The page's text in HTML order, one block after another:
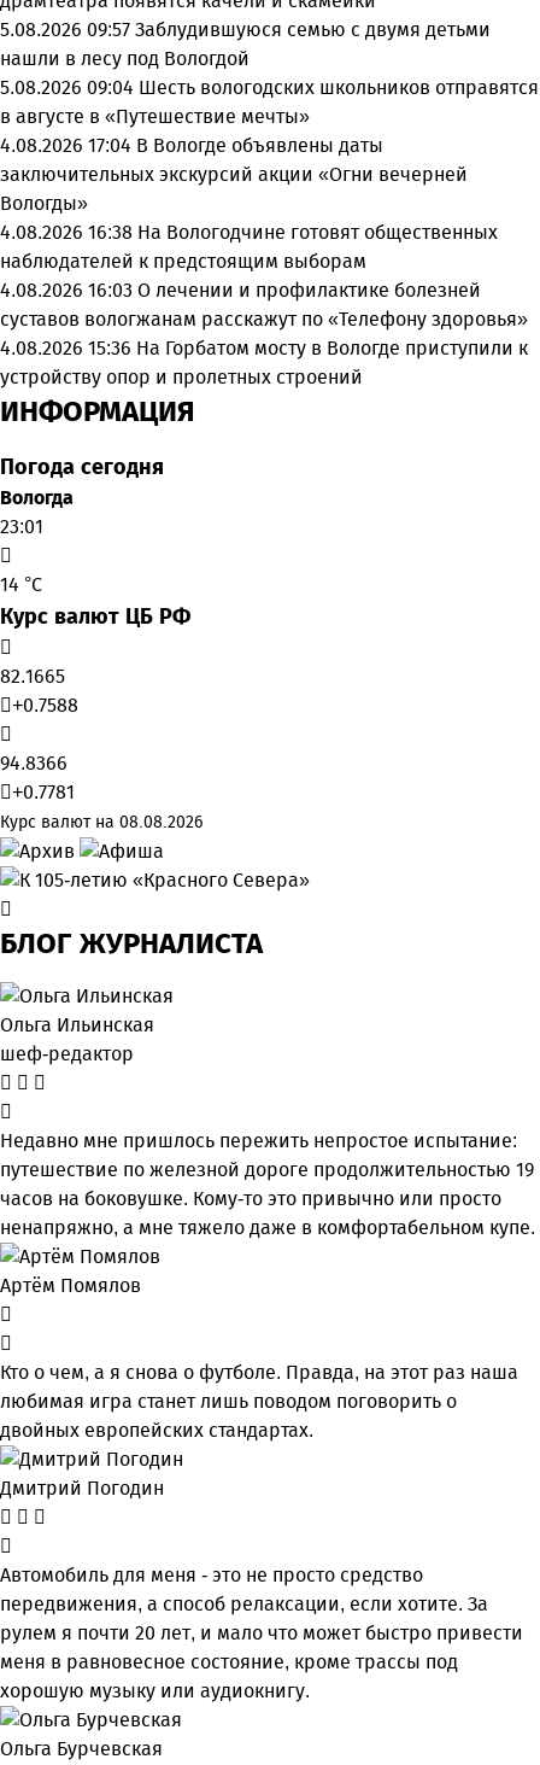
5.08.2026 09:57 Заблудившуюся семью с двумя детьми
нашли в лесу под Вологдой
5.08.2026 09:04 Шесть вологодских школьников отправятся
в августе в «Путешествие мечты»
4.08.2026 17:04 В Вологде объявлены даты
заключительных экскурсий акции «Огни вечерней
Вологды»
4.08.2026 16:38 На Вологодчине готовят общественных
наблюдателей к предстоящим выборам
4.08.2026 16:03 О лечении и профилактике болезней
суставов вологжанам расскажут по «Телефону здоровья»
4.08.2026 15:36 На Горбатом мосту в Вологде приступили к
устройству опор и пролетных строений
ИНФОРМАЦИЯ
Погода сегодня
Вологда
23:01
14 °C
Курс валют ЦБ РФ
82.1665
+0.7588
94.8366
+0.7781
Курс валют на 08.08.2026
БЛОГ ЖУРНАЛИСТА
Ольга Ильинская
шеф-редактор
Недавно мне пришлось пережить непростое испытание:
путешествие по железной дороге продолжительностью 19
часов на боковушке. Кому-то это привычно или просто
ненапряжно, а мне тяжело даже в комфортабельном купе.
Артём Помялов
Кто о чем, а я снова о футболе. Правда, на этот раз наша
любимая игра станет лишь поводом поговорить о
двойных европейских стандартах.
Дмитрий Погодин
Автомобиль для меня - это не просто средство
передвижения, а способ релаксации, если хотите. За
рулем я почти 20 лет, и мало что может быстро привести
меня в равновесное состояние, кроме трассы под
хорошую музыку или аудиокнигу.
Ольга Бурчевская